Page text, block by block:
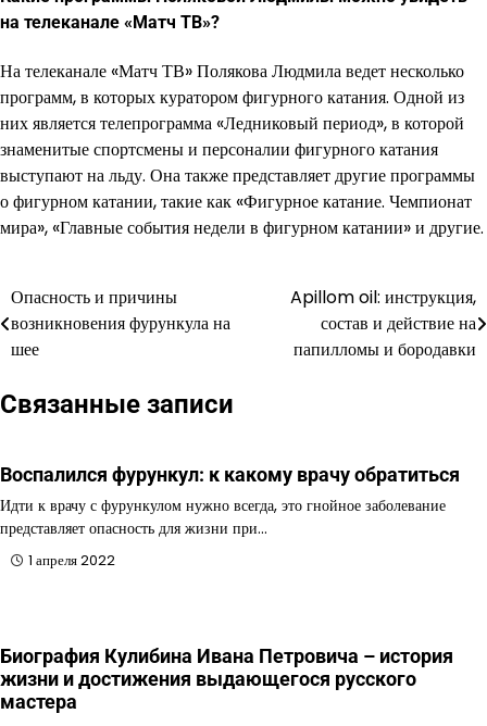
на телеканале «Матч ТВ»?
На телеканале «Матч ТВ» Полякова Людмила ведет несколько
программ, в которых куратором фигурного катания. Одной из
них является телепрограмма «Ледниковый период», в которой
знаменитые спортсмены и персоналии фигурного катания
выступают на льду. Она также представляет другие программы
о фигурном катании, такие как «Фигурное катание. Чемпионат
мира», «Главные события недели в фигурном катании» и другие.
Навигация
по
Опасность и причины
возникновения фурункула на
шее
Apillom oil: инструкция,
состав и действие на
папилломы и бородавки
Связанные записи
Воспалился фурункул: к какому врачу обратиться
Идти к врачу с фурункулом нужно всегда, это гнойное заболевание
представляет опасность для жизни при…
1 апреля 2022
Биография Кулибина Ивана Петровича – история
жизни и достижения выдающегося русского
мастера